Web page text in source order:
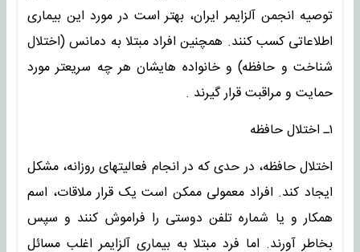
توصیه انجمن آلزایمر ایران، بهتر است در مورد این بیماری
اطلاعاتی کسب کنند. همچنین افراد مبتلا به دمانس (اختلال
شناخت و حافظه) و خانواده هایشان هر چه سریعتر مورد
حمایت و مراقبت قرار گیرند .
۱ـ اختلال حافظه
اختلال حافظه، در حدی که در انجام فعالیتهای روزانه، مشکل
ایجاد کند. افراد معمولی ممکن است یک قرار ملاقات، اسم
همکار و یا شماره تلفن دوستی را فراموش کنند و سپس
بخاطر آورند. اما فرد مبتلا به بیماری آلزایمر اغلب مسائل